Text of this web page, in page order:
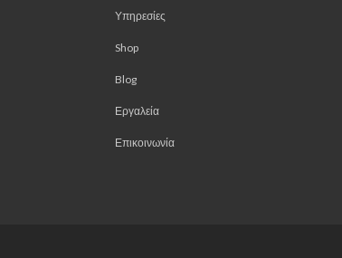
Υπηρεσίες
Shop
Blog
Εργαλεία
Επικοινωνία